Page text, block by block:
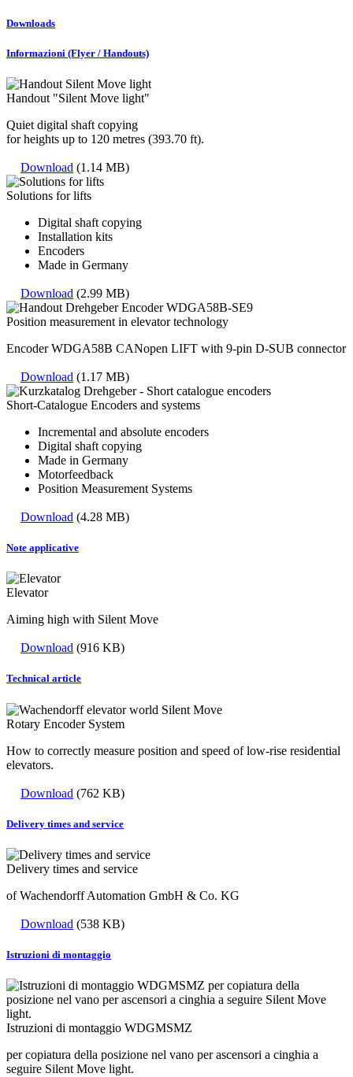
Downloads
Informazioni (Flyer / Handouts)
Handout "Silent Move light"
Quiet digital shaft copying
for heights up to 120 metres (393.70 ft).
Download (1.14 MB)
Solutions for lifts
Digital shaft copying
Installation kits
Encoders
Made in Germany
Download (2.99 MB)
Position measurement in elevator technology
Encoder WDGA58B CANopen LIFT with 9-pin D-SUB connector
Download (1.17 MB)
Short-Catalogue Encoders and systems
Incremental and absolute encoders
Digital shaft copying
Made in Germany
Motorfeedback
Position Measurement Systems
Download (4.28 MB)
Note applicative
Elevator
Aiming high with Silent Move
Download (916 KB)
Technical article
Rotary Encoder System
How to correctly measure position and speed of low-rise residential
elevators.
Download (762 KB)
Delivery times and service
Delivery times and service
of Wachendorff Automation GmbH & Co. KG
Download (538 KB)
Istruzioni di montaggio
Istruzioni di montaggio WDGMSMZ
per copiatura della posizione nel vano per ascensori a cinghia a
seguire Silent Move light.